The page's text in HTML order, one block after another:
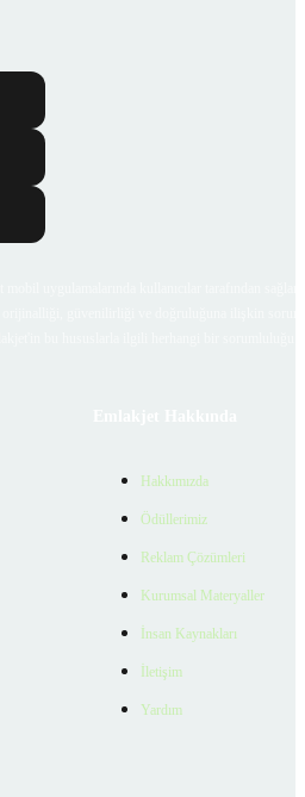
Hakkımızda
Ödüllerimiz
Reklam Çözümleri
Kurumsal Materyaller
İnsan Kaynakları
İletişim
Yardım